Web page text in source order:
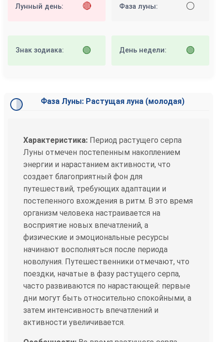
Лунный день: 🔴 Фаза луны: ⚪
Знак зодиака: 🟢 День недели: 🟢
Фаза Луны: Растущая луна (молодая)
Характеристика: Период растущего серпа
Луны отмечен постепенным накоплением
энергии и нарастанием активности, что
создает благоприятный фон для
путешествий, требующих адаптации и
постепенного вхождения в ритм. В это время
организм человека настраивается на
восприятие новых впечатлений, а
физические и эмоциональные ресурсы
начинают восполняться после периода
новолуния. Путешественники отмечают, что
поездки, начатые в фазу растущего серпа,
часто развиваются по нарастающей: первые
дни могут быть относительно спокойными, а
затем интенсивность впечатлений и
активности увеличивается.